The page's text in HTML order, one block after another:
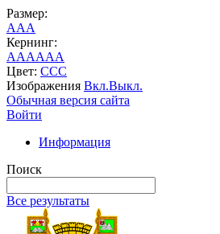
Размер:
AAA
Кернинг:
AAAAAA
Цвет: CCC
Изображения Вкл.Выкл.
Обычная версия сайта
Войти
Информация
Поиск
Все результаты